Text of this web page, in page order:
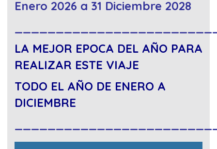
Enero 2026 a 31 Diciembre 2028
LA MEJOR EPOCA DEL AÑO PARA
REALIZAR ESTE VIAJE
TODO EL AÑO DE ENERO A
DICIEMBRE